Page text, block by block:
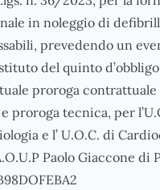
in noleggio di
prevedendo un
del quinto
proroga
proroga tecnica, per
e l’ U.O.C. di
Paolo Giaccone di